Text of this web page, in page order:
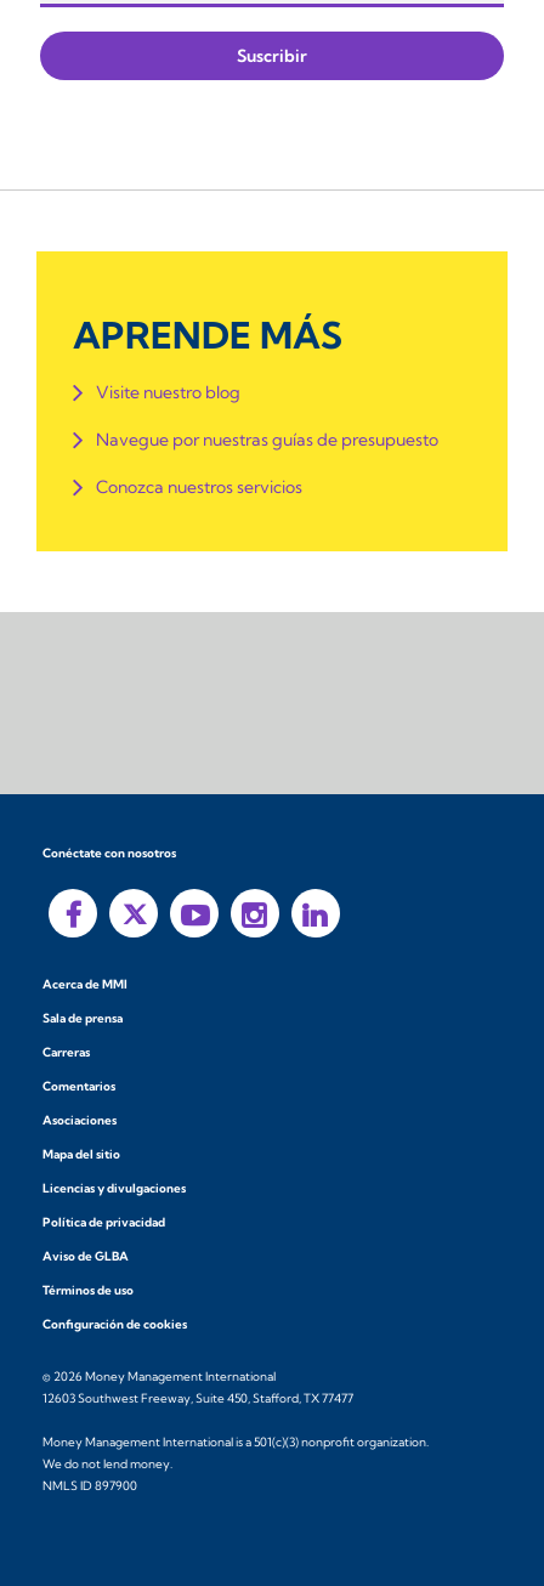
APRENDE MÁS
Visite nuestro blog
Navegue por nuestras guías de presupuesto
Conozca nuestros servicios
Conéctate con nosotros
Acerca de MMI
Sala de prensa
Carreras
Comentarios
Asociaciones
Mapa del sitio
Licencias y divulgaciones
Política de privacidad
Aviso de GLBA
Términos de uso
Configuración de cookies
© 2026 Money Management International
12603 Southwest Freeway, Suite 450, Stafford, TX 77477
Money Management International is a 501(c)(3) nonprofit organization.
We do not lend money.
NMLS ID 897900